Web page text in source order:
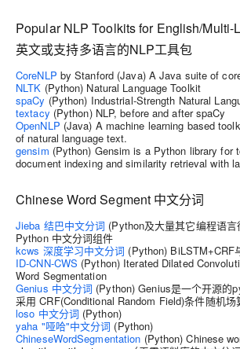
Popular NLP Toolkits for English/Multi-
英文或支持多语言的NLP工具包
CoreNLP by Stanford (Java) A Java suite of
NLTK (Python) Natural Language Toolkit
spaCy (Python) Industrial-Strength Natural
textacy (Python) NLP, before and after spaCy
OpenNLP (Java) A machine learning based
of natural language text.
gensim (Python) Gensim is a Python library for
document indexing and similarity retrieval with
Chinese Word Segment 中文分词
Jieba 结巴中文分词 (Python及大量其它编程语
Python 中文分词组件
kcws 深度学习中文分词 (Python) BiLSTM+CRF
ID-CNN-CWS (Python) Iterated Dilated
Word Segmentation
Genius 中文分词 (Python) Genius是一个开源的
采用 CRF(Conditional Random Field)条件随机场
loso 中文分词 (Python)
yaha "哑哈"中文分词 (Python)
ChineseWordSegmentation (Python) Chinese